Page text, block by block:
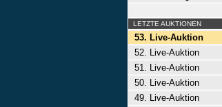
LETZTE AUKTIONEN
53. Live-Auktion
52. Live-Auktion
51. Live-Auktion
50. Live-Auktion
49. Live-Auktion